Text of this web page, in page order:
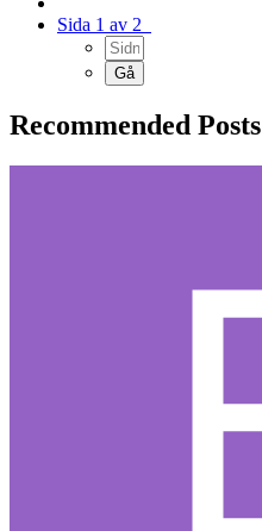
Sida 1 av 2
Recommended Posts